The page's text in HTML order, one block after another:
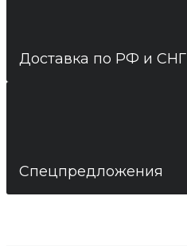
Доставка по РФ и СНГ
Спецпредложения